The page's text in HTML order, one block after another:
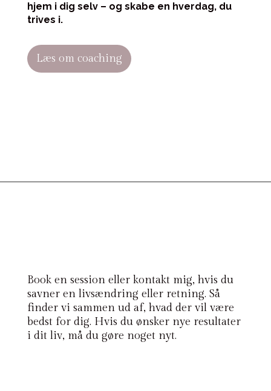
hjem i dig selv – og skabe en hverdag, du
trives i.
Læs om coaching
Book en session eller kontakt mig, hvis du
savner en livsændring eller retning. Så
finder vi sammen ud af, hvad der vil være
bedst for dig. Hvis du ønsker nye resultater
i dit liv, må du gøre noget nyt.